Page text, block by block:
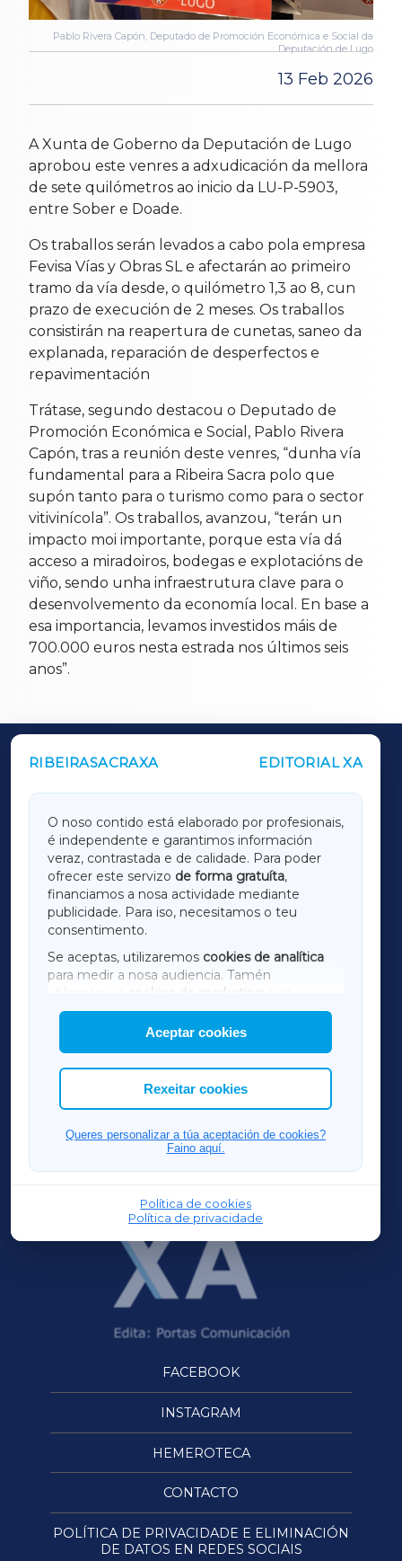
Pablo Rivera Capón, Deputado de Promoción Económica e Social da
Deputación de Lugo
13 Feb 2026
A Xunta de Goberno da Deputación de Lugo
aprobou este venres a adxudicación da mellora
de sete quilómetros ao inicio da LU-P-5903,
entre Sober e Doade.
Os traballos serán levados a cabo pola empresa
Fevisa Vías y Obras SL e afectarán ao primeiro
tramo da vía desde, o quilómetro 1,3 ao 8, cun
prazo de execución de 2 meses. Os traballos
consistirán na reapertura de cunetas, saneo da
explanada, reparación de desperfectos e
repavimentación
Trátase, segundo destacou o Deputado de
Promoción Económica e Social, Pablo Rivera
Capón, tras a reunión deste venres, “dunha vía
fundamental para a Ribeira Sacra polo que
supón tanto para o turismo como para o sector
vitivinícola”. Os traballos, avanzou, “terán un
impacto moi importante, porque esta vía dá
acceso a miradoiros, bodegas e explotacións de
viño, sendo unha infraestrutura clave para o
desenvolvemento da economía local. En base a
esa importancia, levamos investidos máis de
700.000 euros nesta estrada nos últimos seis
anos”.
RIBEIRASACRAXA EDITORIAL XA
O noso contido está elaborado por profesionais,
é independente e garantimos información
veraz, contrastada e de calidade. Para poder
ofrecer este servizo de forma gratuíta,
financiamos a nosa actividade mediante
publicidade. Para iso, necesitamos o teu
consentimento.
Se aceptas, utilizaremos cookies de analítica
para medir a nosa audiencia. Tamén
utilizaremos
cookies de marketing
mostrar publicidade de terceiros.
Así mesmo, podes personalizar a elección das
cookies que desexas permitir.
Aceptar cookies
Rexeitar cookies
Queres personalizar a túa aceptación de cookies?
Faino aquí.
Política de cookies
Política de privacidade
OUTROS PERIÓDICOS
LUGOXA
TERRACHAXA
AMARIÑAXA
RIBEIRASACRAXA
ACORUÑAXA
FERROLXA
OURENSEXA
FACEBOOK
INSTAGRAM
HEMEROTECA
CONTACTO
POLÍTICA DE PRIVACIDADE E ELIMINACIÓN
DE DATOS EN REDES SOCIAIS